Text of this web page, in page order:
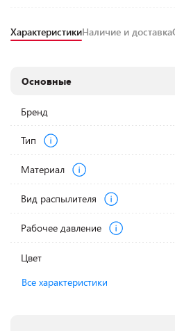
ХарактеристикиНаличие и доставка
Основные
Бренд
Тип
Материал
Вид распылителя
Рабочее давление
Цвет
Все характеристики